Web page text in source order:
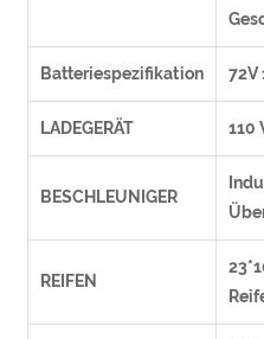
Batteriespezifikation 72V
LADEGERÄT 110
BESCHLEUNIGER
REIFEN